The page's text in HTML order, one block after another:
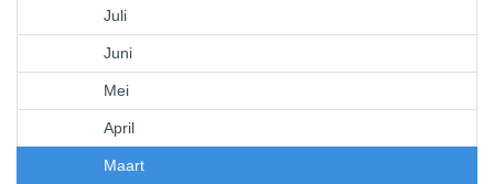
Juli
Juni
Mei
April
Maart